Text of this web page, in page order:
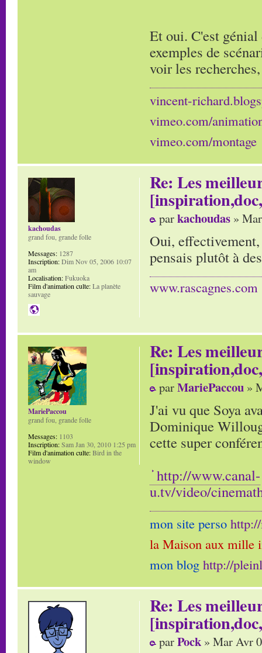
Et oui. C'est génial
exemples de
voir les
vincent-
vimeo.com/
vimeo.com/montage
Re: Les
parkachoudas »
Oui,
pensais plutôt à
www.rascagnes.com
kachoudas
grand fou, grande folle
Messages: 1287
Inscription:Dim Nov 05, 2006 10:07
am
Localisation:Fukuoka
Film d'animation culte:La planète
sauvage
Re: Les
parMariePaccou »
J'ai vu que Soya
Dominique
cette super
http://www.canal-
u.tv/video/
mon site perso
la Maison aux mille
mon blog http://
MariePaccou
grand fou, grande folle
Messages: 1103
Inscription:Sam Jan 30, 2010 1:25 pm
Film d'animation culte:Bird in the
window
Re: Les
parPock » Mar Avr